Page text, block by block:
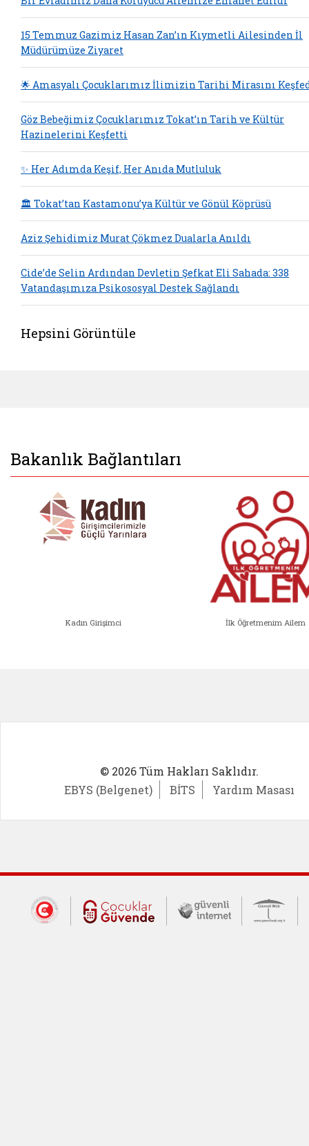
15 Temmuz Gazimiz Hasan Zan’ın Kıymetli Ailesinden İl
Müdürümüze Ziyaret
🌟 Amasyalı Çocuklarımız İlimizin Tarihi Mirasını
Göz Bebeğimiz Çocuklarımız Tokat’ın Tarih ve Kültür
Hazinelerini Keşfetti
✨ Her Adımda Keşif, Her Anıda Mutluluk
🏛️ Tokat’tan Kastamonu’ya Kültür ve Gönül Köprüsü
Aziz Şehidimiz Murat Çökmez Dualarla Anıldı
Cide’de Selin Ardından Devletin Şefkat Eli Sahada: 338
Vatandaşımıza Psikososyal Destek Sağlandı
Hepsini Görüntüle
Bakanlık Bağlantıları
Kadın Girişimci İlk Öğretmenim Ailem
© 2026 Tüm Hakları Saklıdır.
EBYS (Belgenet)
BİTS Yardım Masası
Dış Bağlantılar
Cumhurbaşkanlığı İletişim Merkezi
Çocuklar Güvende (yeni
Güvenli